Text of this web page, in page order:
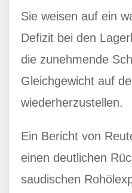
Sie weisen auf ein
Defizit bei den
die zunehmende
Gleichgewicht auf
wiederherzustellen.
Ein Bericht von
einen deutlichen
saudischen